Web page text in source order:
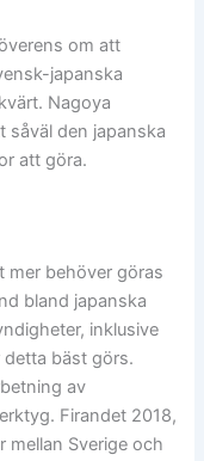
om att
japanska
Nagoya
såväl den japanska
att göra.
mer behöver göras
bland japanska
inklusive
bäst görs.
av
Firandet 2018,
mellan Sverige och